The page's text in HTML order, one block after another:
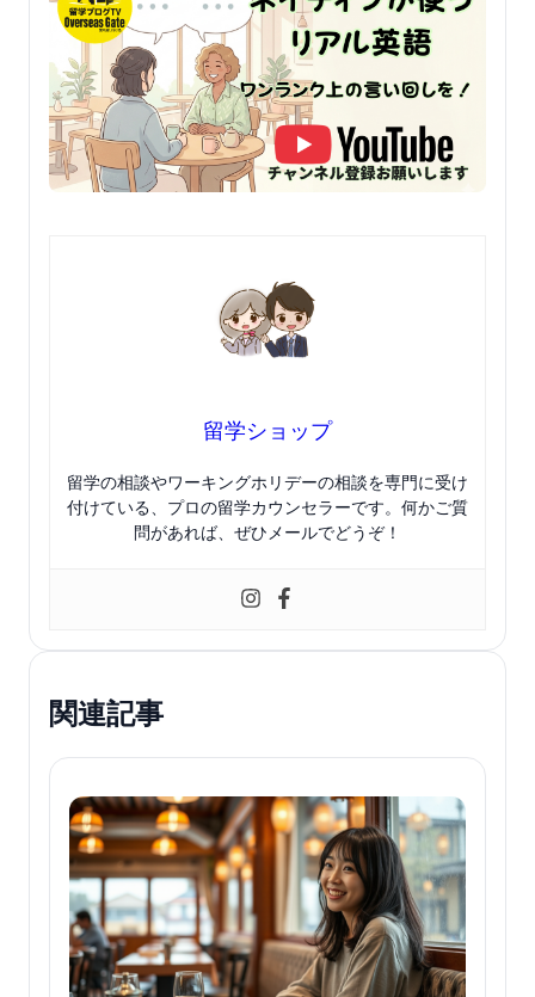
留学ショップ
留学の相談やワーキングホリデーの相談を専門に受け
付けている、プロの留学カウンセラーです。何かご質
問があれば、ぜひメールでどうぞ！
関連記事